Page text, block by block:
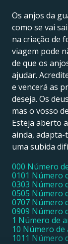
Os anjos da
como se vai
na criação de
viagem pode
de que os
ajudar.
e vencerá as
deseja. Os
mas o vosso
Esteja aberto
ainda, adapta-
uma subida
000 Número
0101 Número
0303 Número
0505 Número
0707 Número
0909 Número
1 Número de
10 Número de
1011 Número